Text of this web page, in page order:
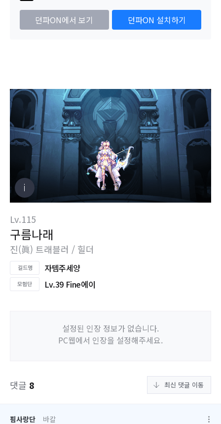
던파ON에서 보기 던파ON 설치하기
Lv.115
구름나래
진(眞) 트래블러 / 힐더
자템주세양
Lv.39 Fine에이
설정된 인장 정보가 없습니다.
PC웹에서 인장을 설정해주세요.
댓글 8 최신 댓글 이동
핌사랑단 바칼